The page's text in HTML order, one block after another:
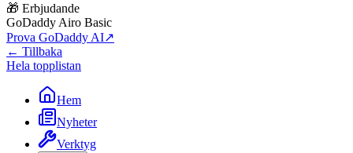
🎁 Erbjudande
GoDaddy Airo Basic
Prova GoDaddy AI↗
← Tillbaka
Hela topplistan
Hem
Nyheter
Verktyg